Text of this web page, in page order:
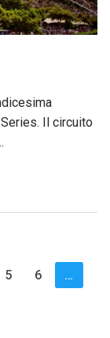
Il circuito
5 6
…